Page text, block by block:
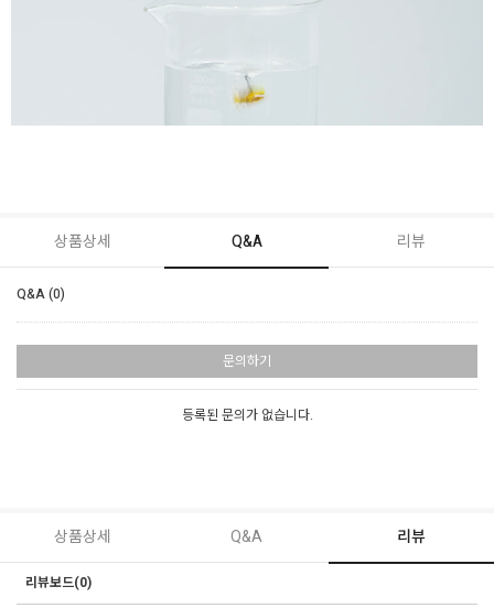
상품상세 Q&A 리뷰
Q&A (0)
문의하기
등록된 문의가 없습니다.
상품상세 Q&A 리뷰
리뷰보드(0)